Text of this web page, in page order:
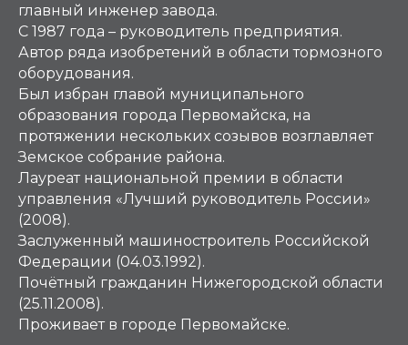
главный инженер завода.
С 1987 года – руководитель предприятия.
Автор ряда изобретений в области тормозного
оборудования.
Был избран главой муниципального
образования города Первомайска, на
протяжении нескольких созывов возглавляет
Земское собрание района.
Лауреат национальной премии в области
управления «Лучший руководитель России»
(2008).
Заслуженный машиностроитель Российской
Федерации (04.03.1992).
Почётный гражданин Нижегородской области
(25.11.2008).
Проживает в городе Первомайске.